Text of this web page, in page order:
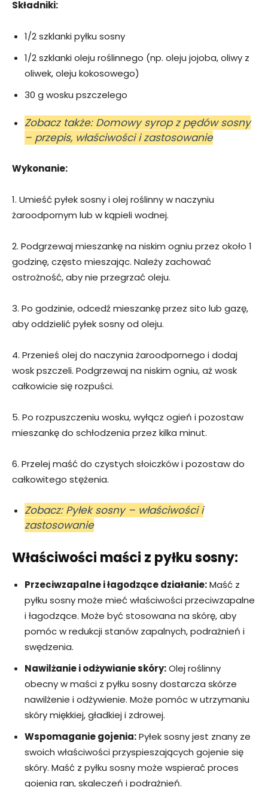
Składniki:
1/2 szklanki pyłku sosny
1/2 szklanki oleju roślinnego (np. oleju jojoba, oliwy z
oliwek, oleju kokosowego)
30 g wosku pszczelego
Zobacz także: Domowy syrop z pędów sosny
– przepis, właściwości i zastosowanie
Wykonanie:
1. Umieść pyłek sosny i olej roślinny w naczyniu
żaroodpornym lub w kąpieli wodnej.
2. Podgrzewaj mieszankę na niskim ogniu przez około 1
godzinę, często mieszając. Należy zachować
ostrożność, aby nie przegrzać oleju.
3. Po godzinie, odcedź mieszankę przez sito lub gazę,
aby oddzielić pyłek sosny od oleju.
4. Przenieś olej do naczynia żaroodpornego i dodaj
wosk pszczeli. Podgrzewaj na niskim ogniu, aż wosk
całkowicie się rozpuści.
5. Po rozpuszczeniu wosku, wyłącz ogień i pozostaw
mieszankę do schłodzenia przez kilka minut.
6. Przelej maść do czystych słoiczków i pozostaw do
całkowitego stężenia.
Zobacz: Pyłek sosny – właściwości i
zastosowanie
Właściwości maści z pyłku sosny:
Przeciwzapalne i łagodzące działanie:Maść z
pyłku sosny może mieć właściwości przeciwzapalne
i łagodzące. Może być stosowana na skórę, aby
pomóc w redukcji stanów zapalnych, podrażnień i
swędzenia.
Nawilżanie i odżywianie skóry:Olej roślinny
obecny w maści z pyłku sosny dostarcza skórze
nawilżenie i odżywienie. Może pomóc w utrzymaniu
skóry miękkiej, gładkiej i zdrowej.
Wspomaganie gojenia:Pyłek sosny jest znany ze
swoich właściwości przyspieszających gojenie się
skóry. Maść z pyłku sosny może wspierać proces
gojenia ran, skaleczeń i podrażnień.